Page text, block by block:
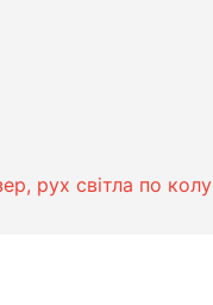
рух світла по колу